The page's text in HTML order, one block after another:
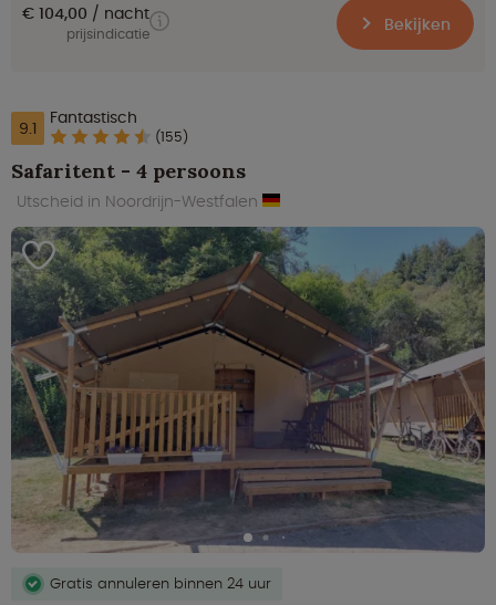
€ 104,00 nacht
prijsindicatie Bekijken
9.1 Fantastisch
(155)
Safaritent - 4 persoons
Utscheid in Noordrijn-Westfalen
Gratis annuleren binnen 24 uur